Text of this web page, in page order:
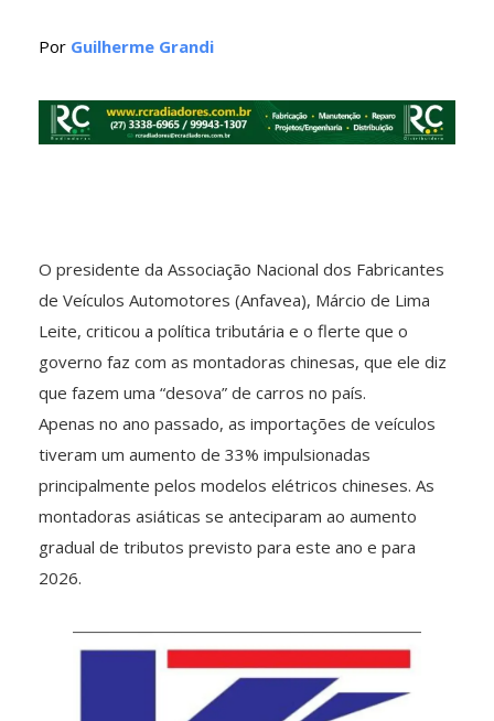
Por Guilherme Grandi
O presidente da Associação Nacional dos Fabricantes
de Veículos Automotores (Anfavea), Márcio de Lima
Leite, criticou a política tributária e o flerte que o
governo faz com as montadoras chinesas, que ele diz
que fazem uma “desova” de carros no país.
Apenas no ano passado, as importações de veículos
tiveram um aumento de 33% impulsionadas
principalmente pelos modelos elétricos chineses. As
montadoras asiáticas se anteciparam ao aumento
gradual de tributos previsto para este ano e para
2026.